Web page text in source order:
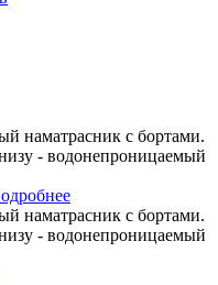
наматрасник с бортами.
- водонепроницаемый
наматрасник с бортами.
- водонепроницаемый